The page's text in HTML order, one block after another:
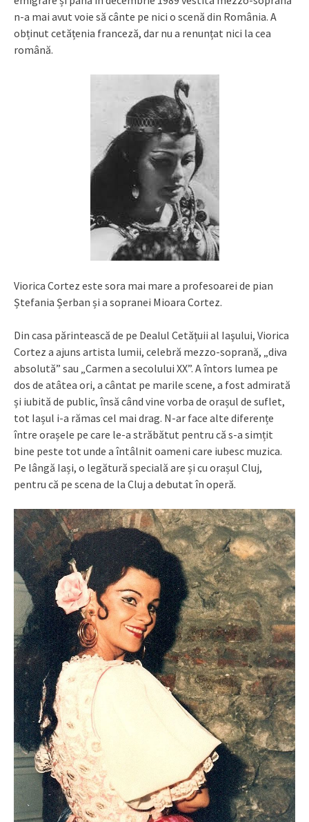
n-a mai avut voie să cânte pe nici o scenă din România. A
obținut cetățenia franceză, dar nu a renunțat nici la cea
română.
Viorica Cortez este sora mai mare a profesoarei de pian
Ștefania Șerban și a sopranei Mioara Cortez.
Din casa părintească de pe Dealul Cetățuii al Iaşului, Viorica
Cortez a ajuns artista lumii, celebră mezzo-soprană, „diva
absolută” sau „Carmen a secolului XX”. A întors lumea pe
dos de atâtea ori, a cântat pe marile scene, a fost admirată
și iubită de public, însă când vine vorba de orașul de suflet,
tot Iașul i-a rămas cel mai drag. N-ar face alte diferențe
între orașele pe care le-a străbătut pentru că s-a simțit
bine peste tot unde a întâlnit oameni care iubesc muzica.
Pe lângă Iași, o legătură specială are și cu orașul Cluj,
pentru că pe scena de la Cluj a debutat în operă.